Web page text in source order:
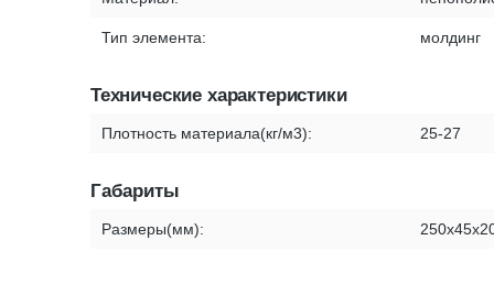
Тип элемента: молдинг
Технические характеристики
Плотность материала(кг/м3): 25-27
Габариты
Размеры(мм):